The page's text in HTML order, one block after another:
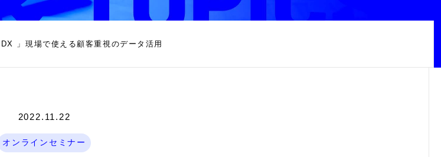
」
」現場で使える顧客重視のデータ活用
2022.11.22
オンラインセミナー